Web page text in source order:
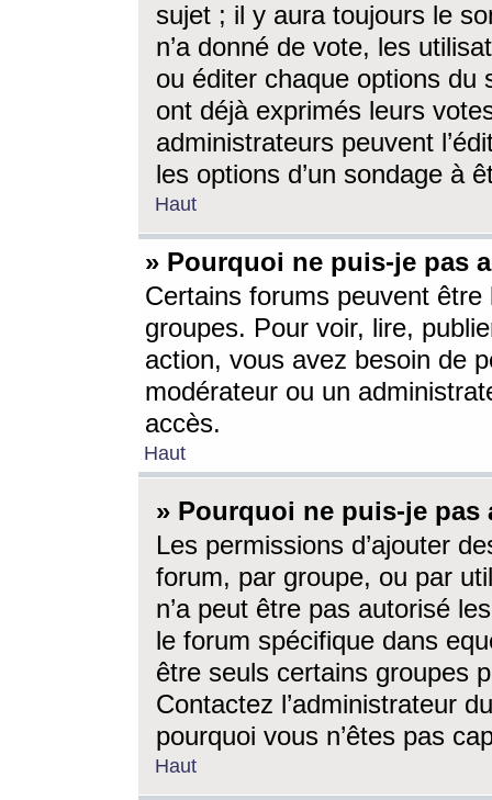
sujet ; il y aura toujours le
n’a donné de vote, les
ou éditer chaque options du
ont déjà exprimés leurs
administrateurs peuvent
les options d’un sondage à
Haut
» Pourquoi ne puis-je pas
Certains forums peuvent être
groupes. Pour voir, lire,
action, vous avez besoin de
modérateur ou un
accès.
Haut
» Pourquoi ne puis-je
Les permissions d’ajouter
forum, par groupe, ou par
n’a peut être pas autorisé
le forum spécifique dans
être seuls certains groupes
Contactez l’administrateur
pourquoi vous n’êtes pas
Haut